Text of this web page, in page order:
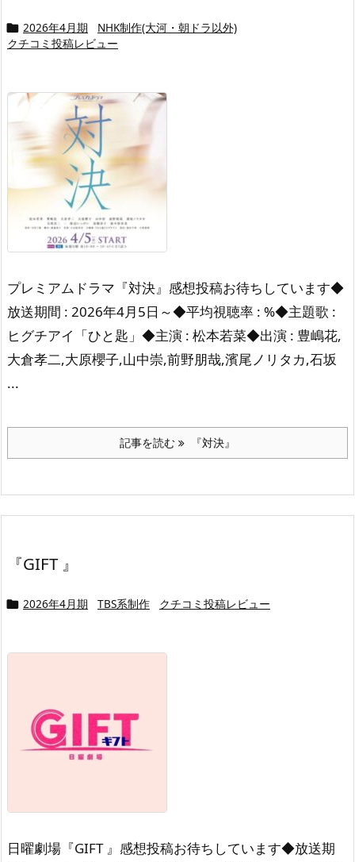
 2026年4月期
NHK制作(大河・朝ドラ以外)
クチコミ投稿レビュー
プレミアムドラマ『対決』感想投稿お待ちしています◆
放送期間 : 2026年4月5日～◆平均視聴率 : %◆主題歌 :
ヒグチアイ「ひと匙」◆主演 : 松本若菜◆出演 : 豊嶋花,
大倉孝二,大原櫻子,山中崇,前野朋哉,濱尾ノリタカ,石坂
...
記事を読む 『対決』
『GIFT 』
 2026年4月期 TBS系制作 クチコミ投稿レビュー
日曜劇場『GIFT 』感想投稿お待ちしています◆放送期